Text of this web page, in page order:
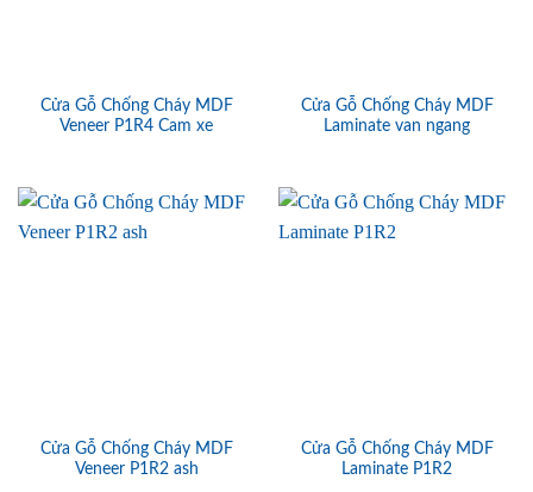
Cửa Gỗ Chống Cháy MDF
Veneer P1R4 Cam xe
Cửa Gỗ Chống Cháy MDF
Laminate van ngang
Cửa Gỗ Chống Cháy MDF
Veneer P1R2 ash
Cửa Gỗ Chống Cháy MDF
Laminate P1R2